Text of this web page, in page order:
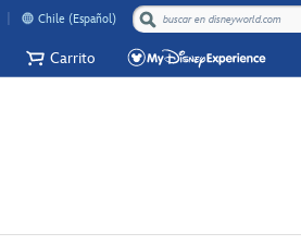
Chile (Español)
Carrito